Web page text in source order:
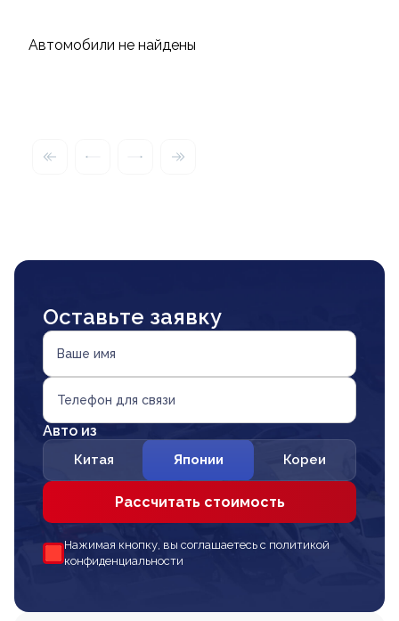
Автомобили не найдены
Оставьте заявку
Ваше имя
Телефон для связи
Авто из
Китая Японии Кореи
Рассчитать стоимость
Нажимая кнопку, вы соглашаетесь с политикой
конфиденциальности